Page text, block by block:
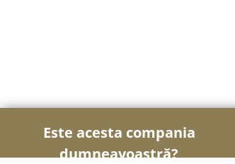
Este acesta compania
dumneavoastră?